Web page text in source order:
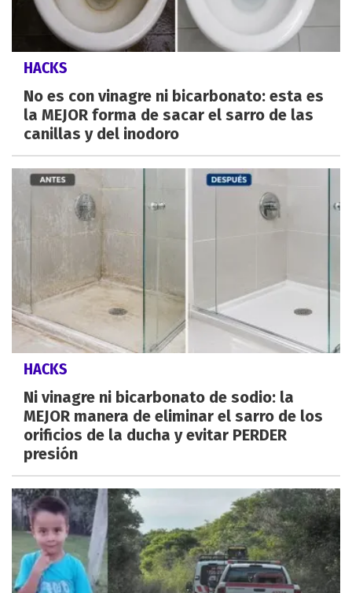
HACKS
No es con vinagre ni bicarbonato: esta es
la MEJOR forma de sacar el sarro de las
canillas y del inodoro
HACKS
Ni vinagre ni bicarbonato de sodio: la
MEJOR manera de eliminar el sarro de los
orificios de la ducha y evitar PERDER
presión